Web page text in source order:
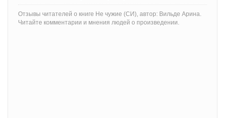
Отзывы читателей о книге Не чужие (СИ), автор: Вильде Арина.
Читайте комментарии и мнения людей о произведении.